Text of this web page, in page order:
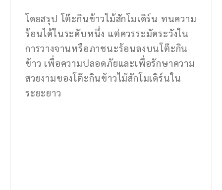
โดยสรุป โต๊ะกินข้าวไม้สักโมเดิร์น ทนความ
ร้อนได้ในระดับหนึ่ง แต่ควรระมัดระวังใน
การวางจานหรือภาชนะร้อนลงบนโต๊ะกิน
ข้าว เพื่อความปลอดภัยและเพื่อรักษาความ
สวยงามของโต๊ะกินข้าวไม้สักโมเดิร์นใน
ระยะยาว